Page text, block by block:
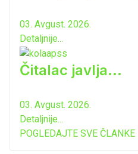
03. Avgust. 2026.
Detaljnije...
Čitalac javlja...
03. Avgust. 2026.
Detaljnije...
POGLEDAJTE SVE ČLANKE